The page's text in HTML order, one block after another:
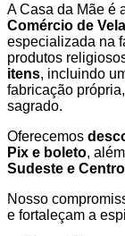
A Casa da Mãe é
Comércio de
especializada na
produtos
itens, incluindo
fabricação
sagrado.
Oferecemos
Pix e boleto,
Sudeste e
Nosso
e fortaleçam a